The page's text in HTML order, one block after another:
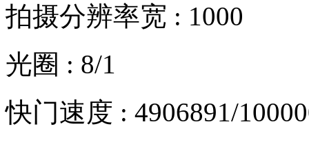
拍摄分辨率宽 : 1000
光圈 : 8/1
快门速度 : 4906891/